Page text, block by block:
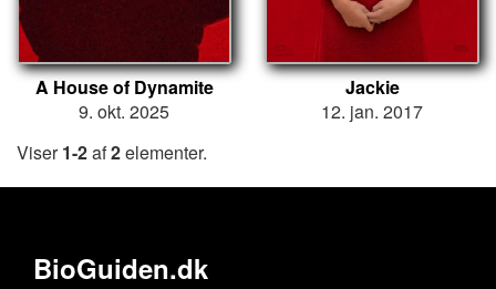
A House of Dynamite
9. okt. 2025
Jackie
12. jan. 2017
Viser1-2af2elementer.
BioGuiden.dk